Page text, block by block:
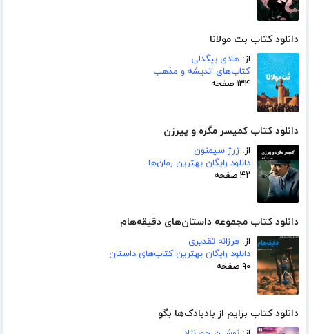
دانلود کتاب بت مولانا
از: هادی بیگدلی
کتاب‌های اندیشه و مذهب
۱۳۴ صفحه
دانلود کتاب کمیسر مگره و پیرزن
از:ژرژ سیمنون
دانلود رایگان بهترین رمان‌ها
۴۲ صفحه
دانلود کتاب مجموعه داستان‌های دقیقه‌هام
از: فرزانه تقدیری
دانلود رایگان بهترین کتاب‌های داستان
۹۰ صفحه
دانلود کتاب برایم از بادبادک‌ها بگو